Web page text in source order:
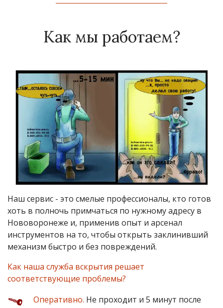
Как мы работаем?
Наш сервис - это смелые профессионалы, кто готов
хоть в полночь примчаться по нужному адресу в
Нововоронеже и, применив опыт и арсенал
инструментов на то, чтобы открыть заклинивший
механизм быстро и без повреждений.
Как наша служба вскрытия решает
соответствующие проблемы?
Оперативно. Не проходит и 5 минут после